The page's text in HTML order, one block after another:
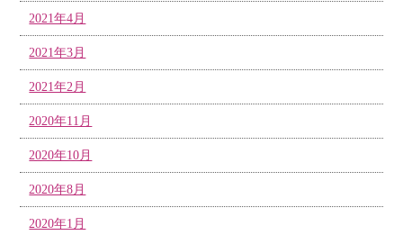
2021年4月
2021年3月
2021年2月
2020年11月
2020年10月
2020年8月
2020年1月